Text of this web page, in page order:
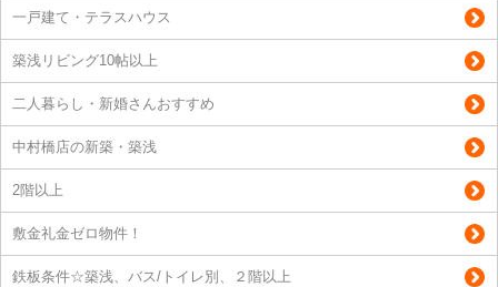
一戸建て・テラスハウス
築浅リビング10帖以上
二人暮らし・新婚さんおすすめ
中村橋店の新築・築浅
2階以上
敷金礼金ゼロ物件！
鉄板条件☆築浅、バス/トイレ別、２階以上